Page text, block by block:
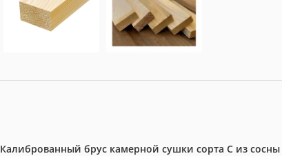
Калиброванный брус камерной сушки сорта C из сосны